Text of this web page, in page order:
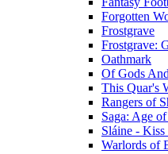
Forgotten
Frostgrave
Frostgrave:
Oathmark
Of Gods
This Quar's
Rangers of
Saga: Age
Sláine -
Warlords of